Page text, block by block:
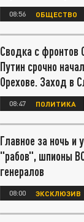
08:56 ОБЩЕСТВО
Сводка с фронтов
Путин срочно
Орехове. Заход в
08:47 ПОЛИТИКА
Главное за ночь и
"рабов", шпионы
генералов
08:00 ЭКСКЛЮЗИВ